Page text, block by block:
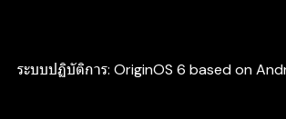
ระบบปฏิบัติการ: OriginOS 6 based on